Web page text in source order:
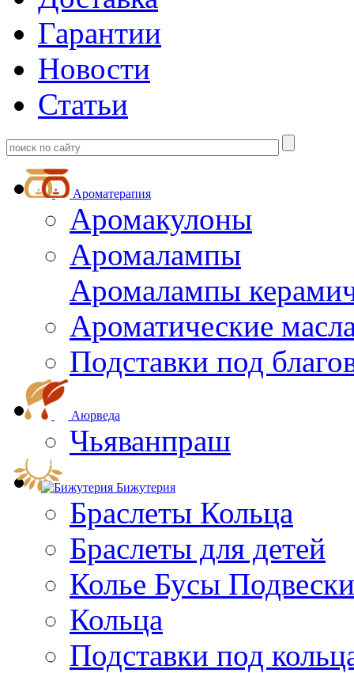
Гарантии
Новости
Статьи
Ароматерапия
Аромакулоны
Аромалампы
Aромалампы
Ароматические
Подставки под
Аюрведа
Чьяванпраш
Бижутерия
Браслеты Кольца
Браслеты для детей
Колье Бусы Подвески
Кольца
Подставки под